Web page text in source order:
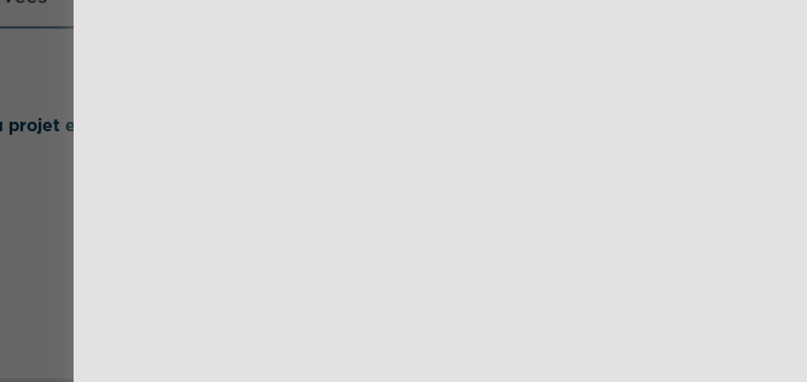
et fiers de l’investissement de nos